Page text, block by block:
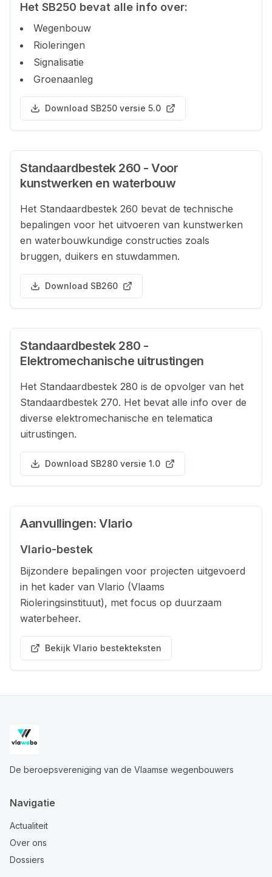
Het SB250 bevat alle info over:
Wegenbouw
Rioleringen
Signalisatie
Groenaanleg
Download SB250 versie 5.0
Standaardbestek 260 - Voor
kunstwerken en waterbouw
Het Standaardbestek 260 bevat de technische
bepalingen voor het uitvoeren van kunstwerken
en waterbouwkundige constructies zoals
bruggen, duikers en stuwdammen.
Download SB260
Standaardbestek 280 -
Elektromechanische uitrustingen
Het Standaardbestek 280 is de opvolger van het
Standaardbestek 270. Het bevat alle info over de
diverse elektromechanische en telematica
uitrustingen.
Download SB280 versie 1.0
Aanvullingen: Vlario
Vlario-bestek
Bijzondere bepalingen voor projecten uitgevoerd
in het kader van Vlario (Vlaams
Rioleringsinstituut), met focus op duurzaam
waterbeheer.
Bekijk Vlario bestekteksten
De beroepsvereniging van de Vlaamse wegenbouwers
Navigatie
Actualiteit
Over ons
Dossiers